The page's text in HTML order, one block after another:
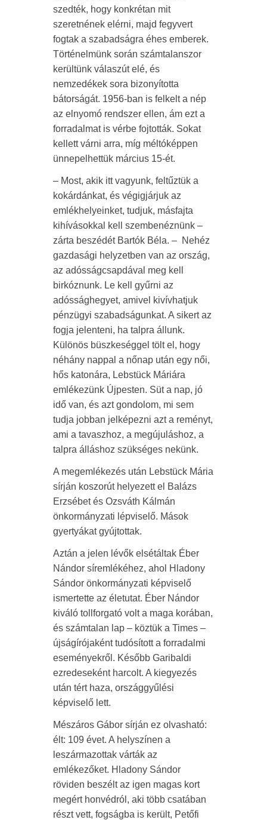
szedték, hogy konkrétan mit
szeretnének elérni, majd fegyvert
fogtak a szabadságra éhes emberek.
Történelmünk során számtalanszor
kerültünk válaszút elé, és
nemzedékek sora bizonyította
bátorságát. 1956-ban is felkelt a nép
az elnyomó rendszer ellen, ám ezt a
forradalmat is vérbe fojtották. Sokat
kellett várni arra, míg méltóképpen
ünnepelhettük március 15-ét.
– Most, akik itt vagyunk, feltűztük a
kokárdánkat, és végigjárjuk az
emlékhelyeinket, tudjuk, másfajta
kihívásokkal kell szembenéznünk –
zárta beszédét Bartók Béla. – Nehéz
gazdasági helyzetben van az ország,
az adósságcsapdával meg kell
birkóznunk. Le kell gyűrni az
adóssághegyet, amivel kivívhatjuk
pénzügyi szabadságunkat. A sikert az
fogja jelenteni, ha talpra állunk.
Különös büszkeséggel tölt el, hogy
néhány nappal a nőnap után egy női,
hős katonára, Lebstück Máriára
emlékezünk Újpesten. Süt a nap, jó
idő van, és azt gondolom, mi sem
tudja jobban jelképezni azt a reményt,
ami a tavaszhoz, a megújuláshoz, a
talpra álláshoz szükséges nekünk.
A megemlékezés után Lebstück Mária
sírján koszorút helyezett el Balázs
Erzsébet és Ozsváth Kálmán
önkormányzati lépviselő. Mások
gyertyákat gyújtottak.
Aztán a jelen lévők elsétáltak Éber
Nándor síremlékéhez, ahol Hladony
Sándor önkormányzati képviselő
ismertette az életutat. Éber Nándor
kiváló tollforgató volt a maga korában,
és számtalan lap – köztük a Times –
újságírójaként tudósított a forradalmi
eseményekről. Később Garibaldi
ezredeseként harcolt. A kiegyezés
után tért haza, országgyűlési
képviselő lett.
Mészáros Gábor sírján ez olvasható:
élt: 109 évet. A helyszínen a
leszármazottak várták az
emlékezőket. Hladony Sándor
röviden beszélt az igen magas kort
megért honvédról, aki több csatában
részt vett, fogságba is került, Petőfi